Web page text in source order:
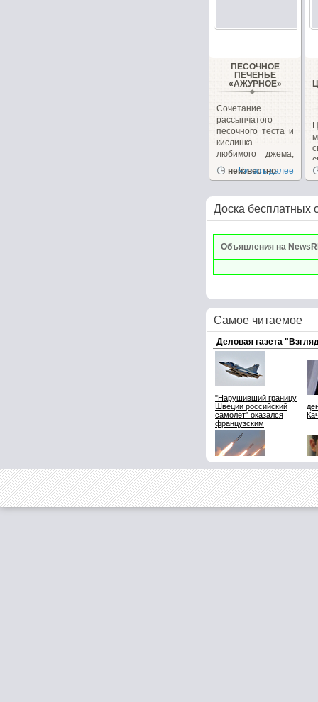
ПЕСОЧНОЕ
ПЕЧЕНЬЕ
«АЖУРНОЕ»
Сочетание
рассыпчатого
песочного теста и
кислинка
любимого джема,
повидла или...
неизвестно
Читать далее
Доска бесплатных
Объявления на
Самое читаемое